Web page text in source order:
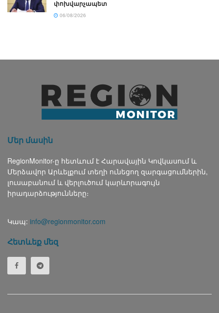
փոխվարչապետ
06/08/2026
Մեր մասին
RegionMonitor-ը հետևում է Հարավային Կովկասում և
Մերձավոր Արևելքում տեղի ունեցող զարգացումներին,
լուսաբանում և վերլուծում կարևորագույն
իրադարձությունները։
Կապ: info@regionmonitor.com
Հետևեք մեզ